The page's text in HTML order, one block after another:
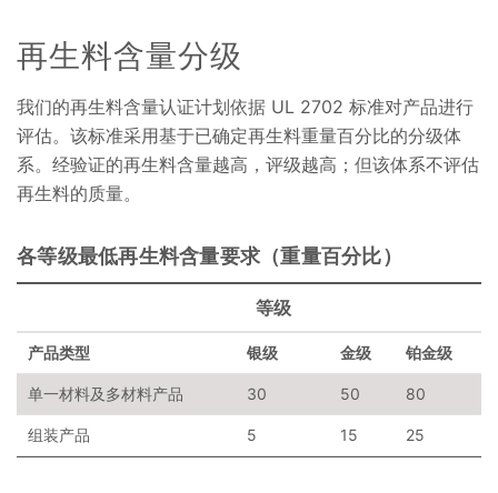
再生料含量分级
我们的再生料含量认证计划依据 UL 2702 标准对产品进行
评估。该标准采用基于已确定再生料重量百分比的分级体
系。经验证的再生料含量越高，评级越高；但该体系不评估
再生料的质量。
各等级最低再生料含量要求（重量百分比）
等级
产品类型 银级 金级 铂金级
单一材料及多材料产品 30 50 80
组装产品 5 15 25